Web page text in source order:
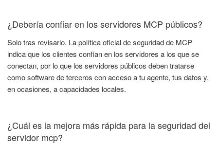
¿Debería confiar en los servidores MCP públicos?
Solo tras revisarlo. La política oficial de seguridad de MCP
indica que los clientes confían en los servidores a los que se
conectan, por lo que los servidores públicos deben tratarse
como software de terceros con acceso a tu agente, tus datos y,
en ocasiones, a capacidades locales.
¿Cuál es la mejora más rápida para la seguridad del
servidor mcp?